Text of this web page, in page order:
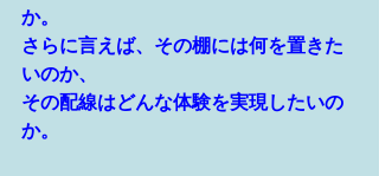
か。
さらに言えば、その棚には何を置きた
いのか、
その配線はどんな体験を実現したいの
か。